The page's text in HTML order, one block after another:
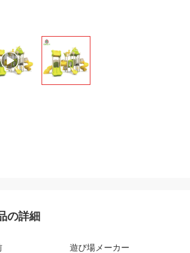
の詳細
遊び場メーカー